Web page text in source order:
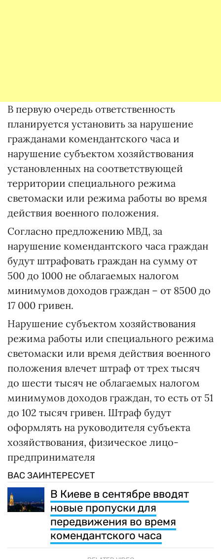
В первую очередь ответственность
планируется установить за нарушение
гражданами комендантского часа и
нарушение субъектом хозяйствования
установленных на соответствующей
территории специального режима
светомаски или режима работы во время
действия военного положения.
Согласно предложению МВД, за
нарушение комендантского часа граждан
будут штрафовать граждан на сумму от
500 до 1000 не облагаемых налогом
минимумов доходов граждан – от 8500 до
17 000 гривен.
Нарушение субъектом хозяйствования
режима работы или специального режима
светомаски или время действия военного
положения влечет штраф от трех тысяч
до шести тысяч не облагаемых налогом
минимумов доходов граждан, то есть от 51
до 102 тысяч гривен. Штраф будут
оформлять на руководителя субъекта
хозяйствования, физическое лицо-
предпринимателя
ВАС ЗАИНТЕРЕСУЕТ
В Киеве в сентябре вводят
новые пропуски для
передвижения во время
комендантского часа